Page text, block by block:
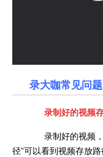
录大咖常见问题
录制好的视频
录制好的视频，
径”可以看到视频存放